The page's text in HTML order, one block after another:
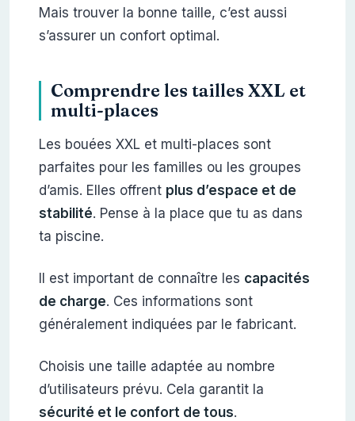
Mais trouver la bonne taille, c’est aussi
s’assurer un confort optimal.
Comprendre les tailles XXL et
multi-places
Les bouées XXL et multi-places sont
parfaites pour les familles ou les groupes
d’amis. Elles offrent plus d’espace et de
stabilité. Pense à la place que tu as dans
ta piscine.
Il est important de connaître les capacités
de charge. Ces informations sont
généralement indiquées par le fabricant.
Choisis une taille adaptée au nombre
d’utilisateurs prévu. Cela garantit la
sécurité et le confort de tous.